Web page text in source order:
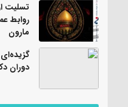
تسلیت
روابط
مارون
دوران